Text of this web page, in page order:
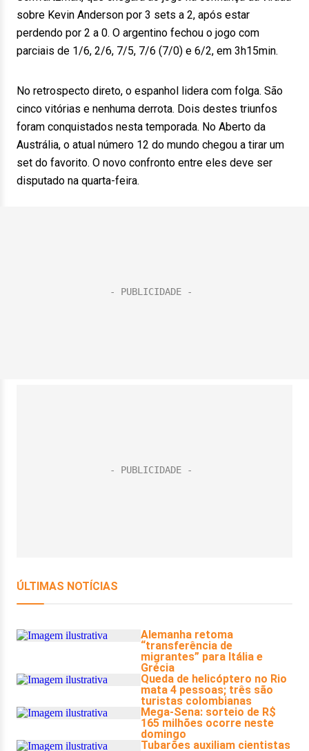
sobre Kevin Anderson por 3 sets a 2, após estar
perdendo por 2 a 0. O argentino fechou o jogo com
parciais de 1/6, 2/6, 7/5, 7/6 (7/0) e 6/2, em 3h15min.
No retrospecto direto, o espanhol lidera com folga. São
cinco vitórias e nenhuma derrota. Dois destes triunfos
foram conquistados nesta temporada. No Aberto da
Austrália, o atual número 12 do mundo chegou a tirar um
set do favorito. O novo confronto entre eles deve ser
disputado na quarta-feira.